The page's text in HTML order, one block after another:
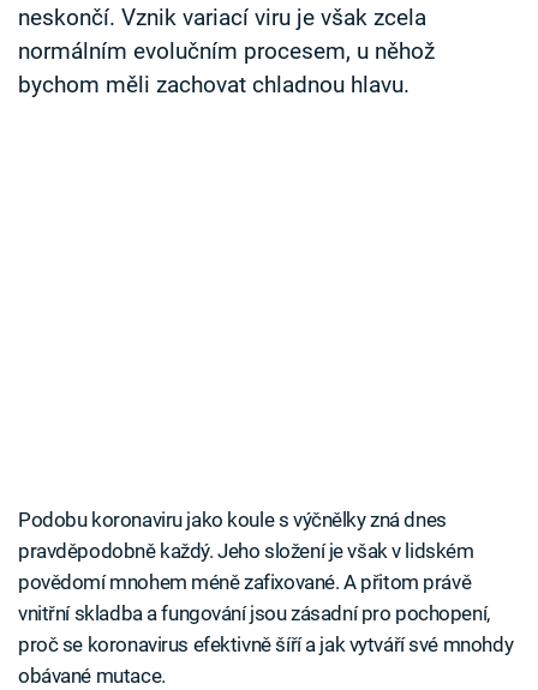
neskončí. Vznik variací viru je však zcela
normálním evolučním procesem, u něhož
bychom měli zachovat chladnou hlavu.
Podobu koronaviru jako koule s výčnělky zná dnes
pravděpodobně každý. Jeho složení je však v lidském
povědomí mnohem méně zafixované. A přitom právě
vnitřní skladba a fungování jsou zásadní pro pochopení,
proč se koronavirus efektivně šíří a jak vytváří své mnohdy
obávané mutace.